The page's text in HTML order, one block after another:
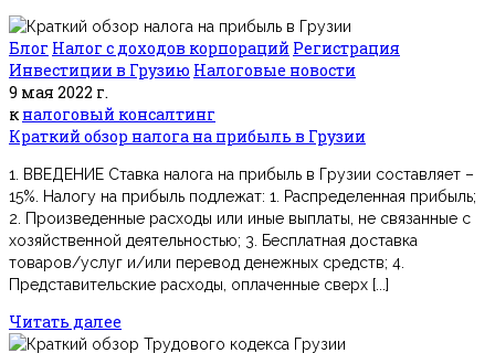
Блог Налог с доходов корпораций Регистрация
Инвестиции в Грузию Налоговые новости
9 мая 2022 г.
к налоговый консалтинг
Краткий обзор налога на прибыль в Грузии
1. ВВЕДЕНИЕ Ставка налога на прибыль в Грузии составляет –
15%. Налогу на прибыль подлежат: 1. Распределенная прибыль;
2. Произведенные расходы или иные выплаты, не связанные с
хозяйственной деятельностью; 3. Бесплатная доставка
товаров/услуг и/или перевод денежных средств; 4.
Представительские расходы, оплаченные сверх [...]
Читать далее